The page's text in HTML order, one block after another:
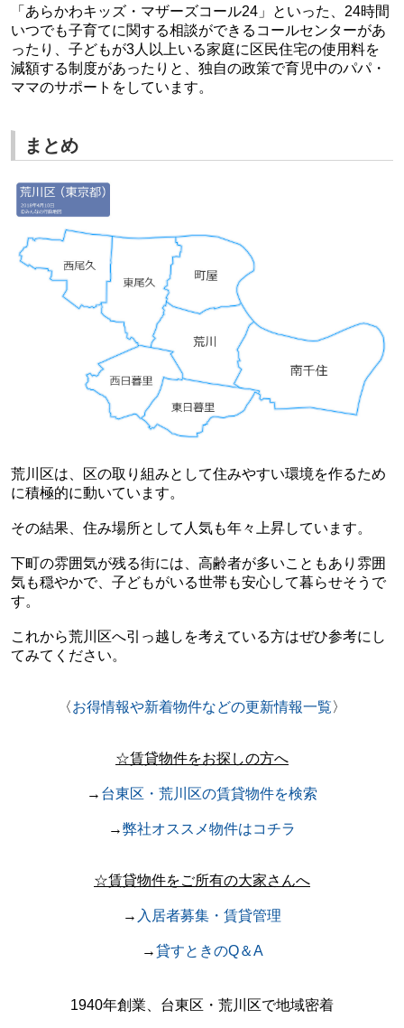
「あらかわキッズ・マザーズコール24」といった、24時間
いつでも子育てに関する相談ができるコールセンターがあ
ったり、子どもが3人以上いる家庭に区民住宅の使用料を
減額する制度があったりと、独自の政策で育児中のパパ・
ママのサポートをしています。
まとめ
荒川区は、区の取り組みとして住みやすい環境を作るため
に積極的に動いています。
その結果、住み場所として人気も年々上昇しています。
下町の雰囲気が残る街には、高齢者が多いこともあり雰囲
気も穏やかで、子どもがいる世帯も安心して暮らせそうで
す。
これから荒川区へ引っ越しを考えている方はぜひ参考にし
てみてください。
〈お得情報や新着物件などの更新情報一覧〉
☆賃貸物件をお探しの方へ
→ 台東区・荒川区の賃貸物件を検索
→弊社オススメ物件はコチラ
☆賃貸物件をご所有の大家さんへ
→ 入居者募集・賃貸管理
→貸すときのQ＆A
1940年創業、台東区・荒川区で地域密着